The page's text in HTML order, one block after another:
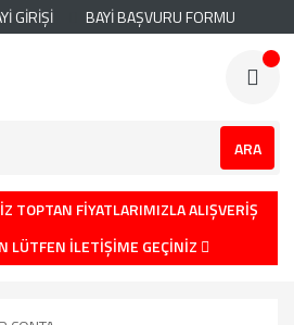
GİRİŞİ BAYİ BAŞVURU FORMU
ARA
TOPTAN FİYATLARIMIZLA ALIŞVERİŞ
LÜTFEN İLETİŞİME GEÇİNİZ